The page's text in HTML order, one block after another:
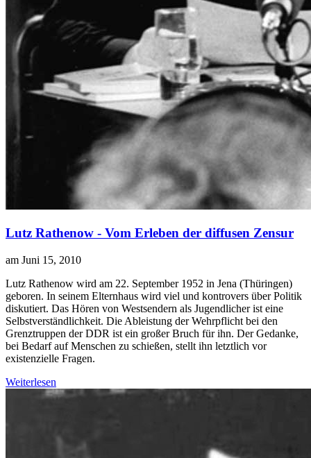
Lutz Rathenow - Vom Erleben der diffusen Zensur
am Juni 15, 2010
Lutz Rathenow wird am 22. September 1952 in Jena (Thüringen)
geboren. In seinem Elternhaus wird viel und kontrovers über Politik
diskutiert. Das Hören von Westsendern als Jugendlicher ist eine
Selbstverständlichkeit. Die Ableistung der Wehrpflicht bei den
Grenztruppen der DDR ist ein großer Bruch für ihn. Der Gedanke,
bei Bedarf auf Menschen zu schießen, stellt ihn letztlich vor
existenzielle Fragen.
Weiterlesen